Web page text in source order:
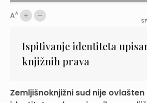
AA
Ispitivanje identiteta
knjižnih prava
Zemljišnoknjižni sud nije